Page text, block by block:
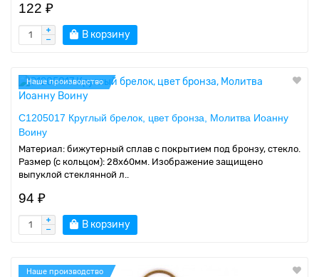
122 ₽
В корзину
Наше производство
C1205017 Круглый брелок, цвет бронза, Молитва Иоанну
Воину
Материал: бижутерный сплав с покрытием под бронзу, стекло.
Размер (с кольцом): 28х60мм. Изображение защищено
выпуклой стеклянной л..
94 ₽
В корзину
Наше производство